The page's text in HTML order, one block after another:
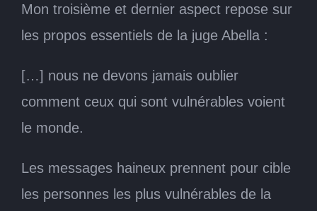
Mon troisième et dernier aspect repose sur
les propos essentiels de la juge Abella :
[…] nous ne devons jamais oublier
comment ceux qui sont vulnérables voient
le monde.
Les messages haineux prennent pour cible
les personnes les plus vulnérables de la